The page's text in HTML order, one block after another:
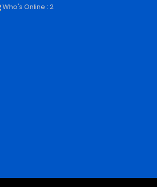
Who's Online : 2